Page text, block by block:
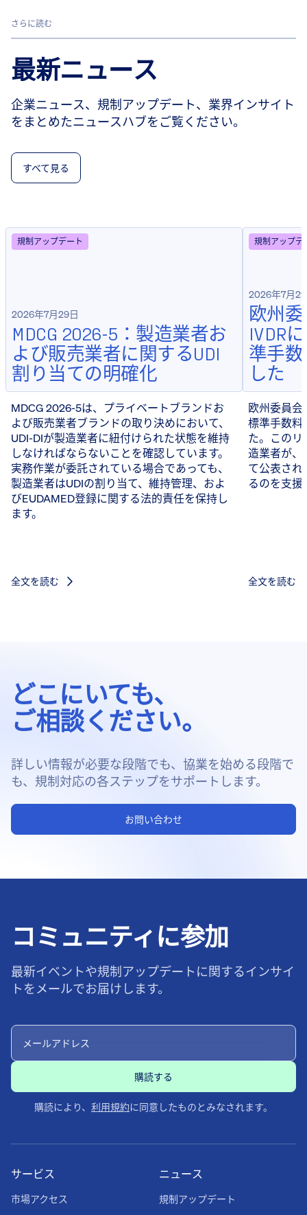
さらに読む
最新ニュース
企業ニュース、規制アップデート、業界インサイト
をまとめたニュースハブをご覧ください。
すべて見る
規制アップデート
2026年7月29日
MDCG 2026-5：製造業者お
よび販売業者に関するUDI
割り当ての明確化
MDCG 2026-5は、プライベートブランドお
よび販売業者ブランドの取り決めにおいて、
UDI-DIが製造業者に紐付けられた状態を維持
しなければならないことを確認しています。
実務作業が委託されている場合であっても、
製造業者はUDIの割り当て、維持管理、およ
びEUDAMED登録に関する法的責任を保持し
ます。
全文を読む
規制アップデ
2026年7月
欧州
IVDR
準手
した
欧州委員会
標準手数料
た。このリ
造業者が、
て公表され
るのを支援
全文を読む
どこにいても、
ご相談ください。
詳しい情報が必要な段階でも、協業を始める段階で
も、規制対応の各ステップをサポートします。
お問い合わせ
コミュニティに参加
最新イベントや規制アップデートに関するインサイ
トをメールでお届けします。
購読により、 利用規約に同意したものとみなされます。
ニュース
規制アップデート
サービス
市場アクセス